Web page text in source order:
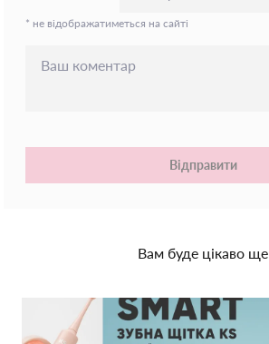
* не відображатиметься на сайті
Відправити
Вам буде цікаво ще